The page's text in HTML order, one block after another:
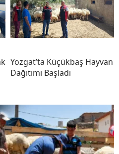
Yozgat’ta Küçükbaş Hayvan
Dağıtımı Başladı